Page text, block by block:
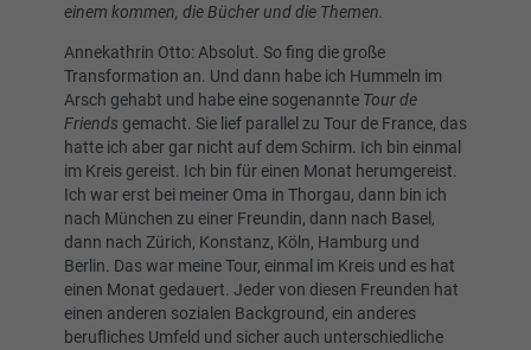
einem kommen, die Bücher und die Themen.
Annekathrin Otto: Absolut. So fing die große
Transformation an. Und dann habe ich Hummeln im
Arsch gehabt und habe eine sogenannte Tour de
Friends gemacht. Sie lief parallel zu Tour de France, das
hatte ich aber gar nicht auf dem Schirm. Ich bin einmal
im Kreis gereist. Ich bin für einen Monat herumgereist.
Ich war erst bei meiner Oma in Thorgau, dann bin ich
nach München zu einer Freundin, dann nach Basel,
dann nach Zürich, Konstanz, Köln, Hamburg und
Berlin. Das war meine Tour, einmal im Kreis und es hat
einen Monat gedauert. Jeder von diesen Freunden hat
einen anderen sozialen Background, ein anderes
berufliches Umfeld und sicher auch unterschiedliche